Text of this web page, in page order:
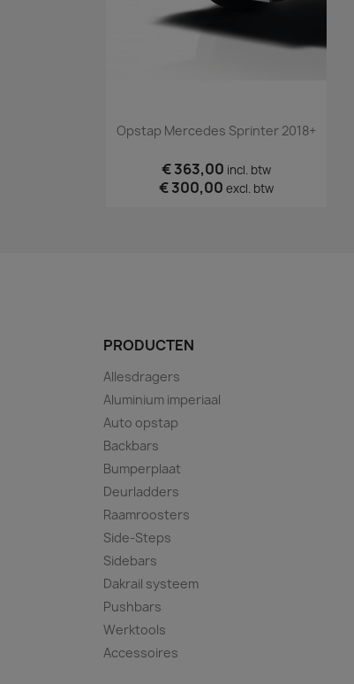
Snel bekijken
Opstap Mercedes Sprinter 2018+
€ 363,00 incl. btw
€ 300,00 excl. btw
PRODUCTEN
Allesdragers
Aluminium imperiaal
Auto opstap
Backbars
Bumperplaat
Deurladders
Raamroosters
Side-Steps
Sidebars
Dakrail systeem
Pushbars
Werktools
Accessoires